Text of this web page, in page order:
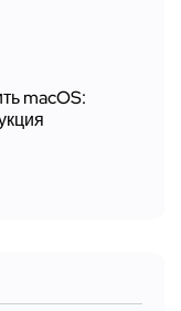
macOS: